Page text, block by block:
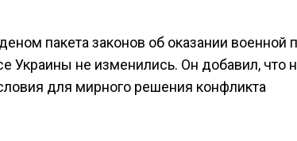
пакета законов об оказании военной
Украины не изменились. Он добавил, что
для мирного решения конфликта